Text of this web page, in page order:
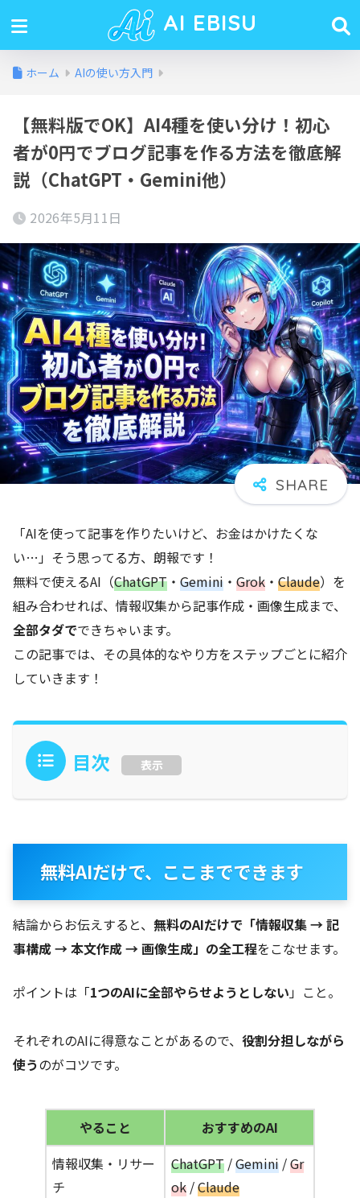
AI EBISU
ホーム AIの使い方入門
【無料版でOK】AI4種を使い分け！初心
者が0円でブログ記事を作る方法を徹底解
説（ChatGPT・Gemini他）
2026年5月11日
「AIを使って記事を作りたいけど、お金はかけたくな
い…」そう思ってる方、朗報です！
無料で使えるAI（ChatGPT ・ Gemini ・ Grok ・ Claude）を
組み合わせれば、情報収集から記事作成・画像生成まで、
全部タダでできちゃいます。
この記事では、その具体的なやり方をステップごとに紹介
していきます！
目次 表示
無料AIだけで、ここまでできます
結論からお伝えすると、 無料のAIだけで「情報収集 → 記
事構成 → 本文作成 → 画像生成」の全工程をこなせます。
ポイントは「1つのAIに全部やらせようとしない」こと。
それぞれのAIに得意なことがあるので、 役割分担しながら
使うのがコツです。
やること
おすすめのAI
情報収集・リサー
チ
ChatGPT /Gemini /Gr
ok /Claude